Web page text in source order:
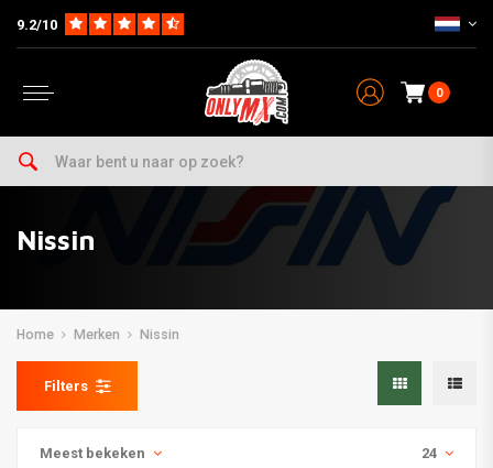
9.2/10
0
Nissin
Home Merken Nissin
Filters
Meest bekeken 24